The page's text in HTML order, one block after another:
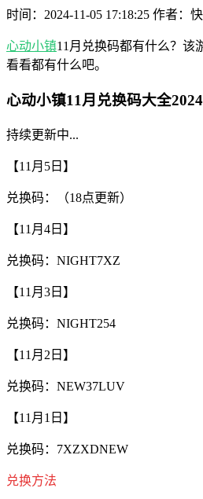
时间：2024-11-05 17:18:25 作者：
心动小镇11月兑换码都有什么？该
看看都有什么吧。
心动小镇11月兑换码大全2024
持续更新中...
【11月5日】
兑换码：（18点更新）
【11月4日】
兑换码：NIGHT7XZ
【11月3日】
兑换码：NIGHT254
【11月2日】
兑换码：NEW37LUV
【11月1日】
兑换码：7XZXDNEW
兑换方法